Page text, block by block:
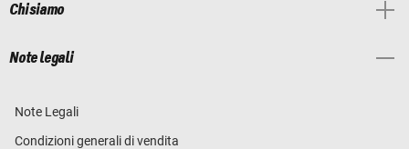
Chi siamo
Note legali
Note Legali
Condizioni generali di vendita